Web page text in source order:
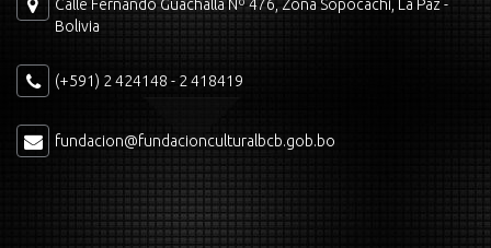
Calle Fernando Guachalla Nº 476, Zona Sopocachi, La Paz -
Bolivia
(+591) 2 424148 - 2 418419
fundacion@fundacionculturalbcb.gob.bo